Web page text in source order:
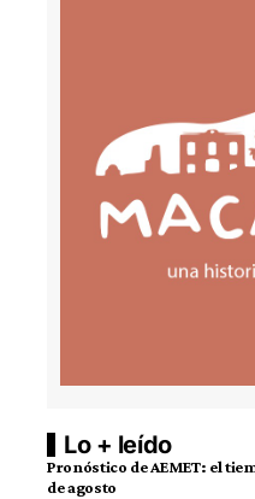
Lo + leído
Pronóstico de AEMET: el
de agosto